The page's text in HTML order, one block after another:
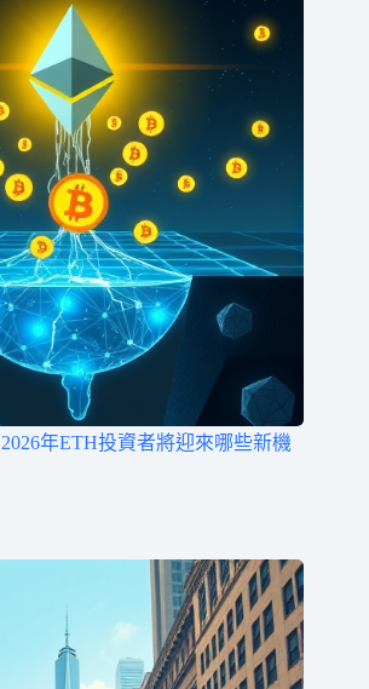
年ETH投資者將迎來哪些新機